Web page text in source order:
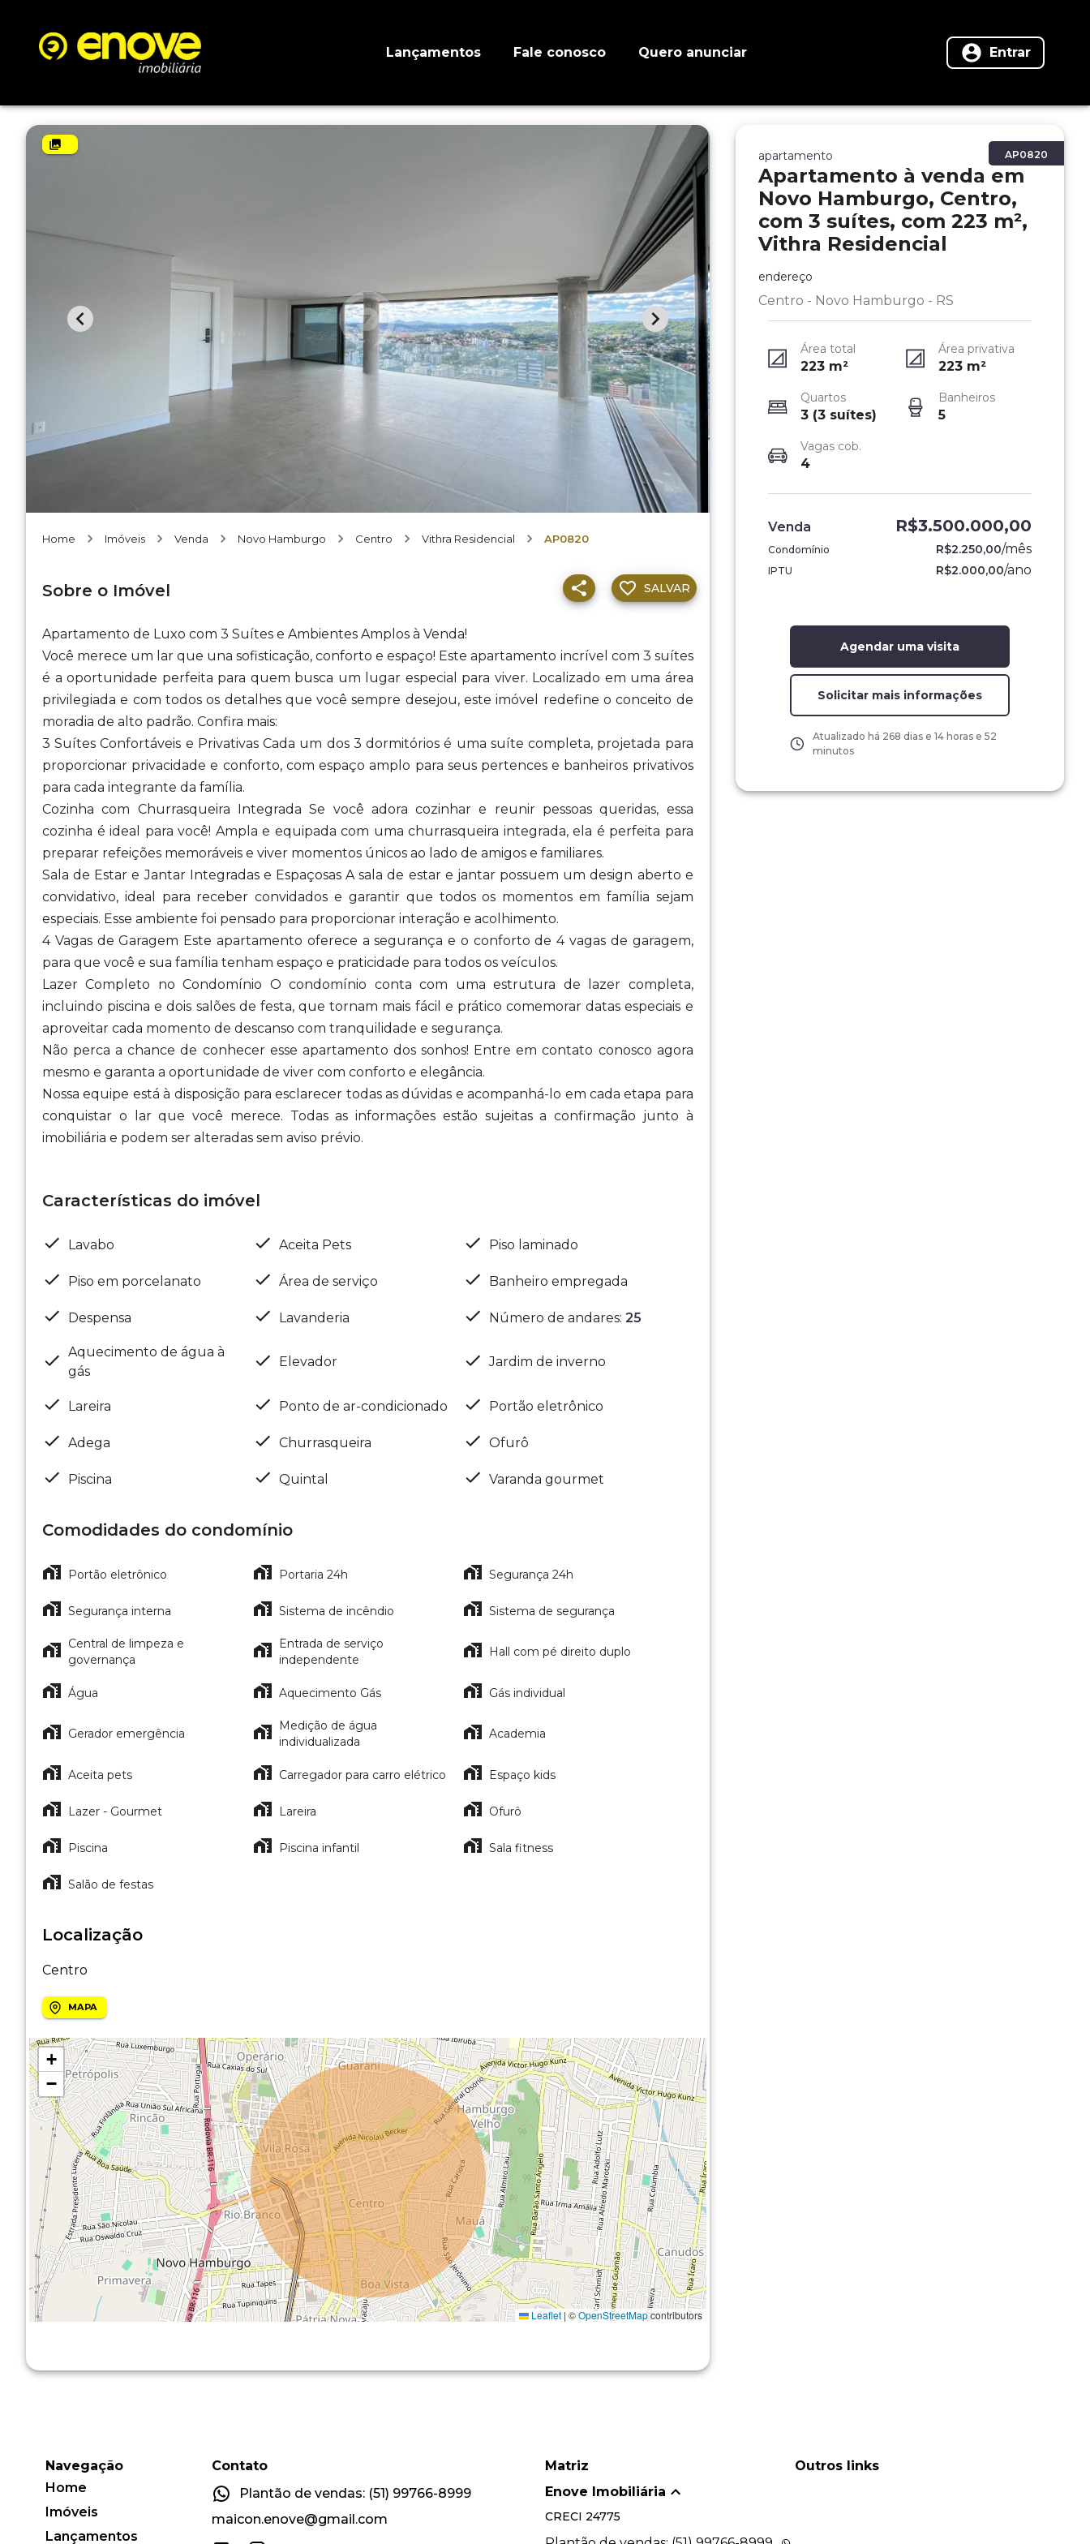
Lançamentos Fale conosco Quero anunciar Entrar
Home Imóveis Venda Novo Hamburgo Centro Vithra Residencial AP0820
Sobre o Imóvel
Apartamento de Luxo com 3 Suítes e Ambientes Amplos à Venda!
Você merece um lar que una sofisticação, conforto e espaço! Este apartamento incrível com 3 suítes
é a oportunidade perfeita para quem busca um lugar especial para viver. Localizado em uma área
privilegiada e com todos os detalhes que você sempre desejou, este imóvel redefine o conceito de
moradia de alto padrão. Confira mais:
3 Suítes Confortáveis e Privativas Cada um dos 3 dormitórios é uma suíte completa, projetada para
proporcionar privacidade e conforto, com espaço amplo para seus pertences e banheiros privativos
para cada integrante da família.
Cozinha com Churrasqueira Integrada Se você adora cozinhar e reunir pessoas queridas, essa
cozinha é ideal para você! Ampla e equipada com uma churrasqueira integrada, ela é perfeita para
preparar refeições memoráveis e viver momentos únicos ao lado de amigos e familiares.
Sala de Estar e Jantar Integradas e Espaçosas A sala de estar e jantar possuem um design aberto e
convidativo, ideal para receber convidados e garantir que todos os momentos em família sejam
especiais. Esse ambiente foi pensado para proporcionar interação e acolhimento.
4 Vagas de Garagem Este apartamento oferece a segurança e o conforto de 4 vagas de garagem,
para que você e sua família tenham espaço e praticidade para todos os veículos.
Lazer Completo no Condomínio O condomínio conta com uma estrutura de lazer completa,
incluindo piscina e dois salões de festa, que tornam mais fácil e prático comemorar datas especiais e
aproveitar cada momento de descanso com tranquilidade e segurança.
Não perca a chance de conhecer esse apartamento dos sonhos! Entre em contato conosco agora
mesmo e garanta a oportunidade de viver com conforto e elegância.
Nossa equipe está à disposição para esclarecer todas as dúvidas e acompanhá-lo em cada etapa para
conquistar o lar que você merece. Todas as informações estão sujeitas a confirmação junto à
imobiliária e podem ser alteradas sem aviso prévio.
SALVAR
Características do imóvel
Lavabo Aceita Pets Piso laminado
Piso em porcelanato Área de serviço Banheiro empregada
Despensa Lavanderia Número de andares:25
Aquecimento de água à
gás
Elevador Jardim de inverno
Lareira Ponto de ar-condicionado Portão eletrônico
Adega Churrasqueira Ofurô
Piscina Quintal Varanda gourmet
Comodidades do condomínio
Portão eletrônico Portaria 24h Segurança 24h
Segurança interna Sistema de incêndio Sistema de segurança
Central de limpeza e
governança
Entrada de serviço
independente
Hall com pé direito duplo
Água Aquecimento Gás Gás individual
Gerador emergência
Medição de água
individualizada
Academia
Aceita pets Carregador para carro elétrico Espaço kids
Lazer - Gourmet Lareira Ofurô
Piscina Piscina infantil Sala fitness
Salão de festas
Localização
Centro
MAPA
+
−
Leaflet|©OpenStreetMapcontributors
AP0820
apartamento
Apartamento à venda em
Novo Hamburgo, Centro,
com 3 suítes, com 223 m²,
Vithra Residencial
endereço
Centro - Novo Hamburgo - RS
Área total
223m²
Área privativa
223 m²
Quartos
3 (3 suítes)
Banheiros
5
Vagas cob.
4
Venda R$3.500.000,00
Condomínio R$2.250,00/mês
IPTU R$2.000,00/ano
Agendar uma visita
Solicitar mais informações
Atualizado há 268 dias e 14 horas e 52
minutos
Navegação
Home
Imóveis
Lançamentos
Contato
Plantão de vendas: (51) 99766-8999
maicon.enove@gmail.com
Matriz
Enove Imobiliária
CRECI 24775
Outros links